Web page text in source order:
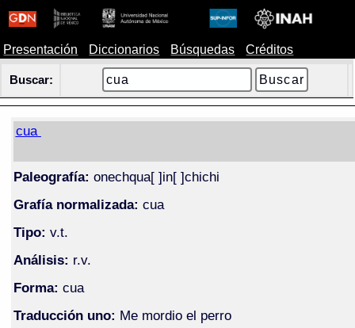
Presentación Diccionarios Búsquedas Créditos
Buscar:
cua
Paleografía: onechqua[ ]in[ ]chichi
Grafía normalizada: cua
Tipo: v.t.
Análisis: r.v.
Forma: cua
Traducción uno: Me mordio el perro